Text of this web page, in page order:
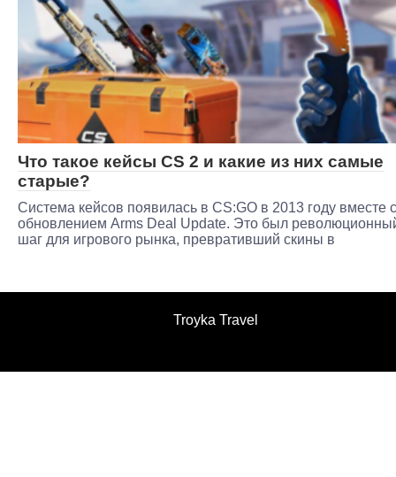
Что такое кейсы CS 2 и какие из них самые
старые?
Система кейсов появилась в CS:GO в 2013 году вместе с
обновлением Arms Deal Update. Это был
шаг для игрового рынка, превративший скины в
Troyka Travel